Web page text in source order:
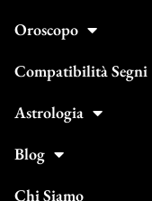
Oroscopo
Compatibilità Segni
Astrologia
Blog
Chi Siamo